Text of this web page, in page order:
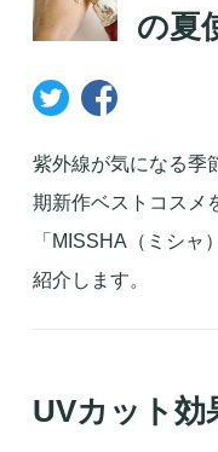
の夏
紫外線が気になる季
期新作ベストコスメ
「MISSHA（ミシ
紹介します。
UVカット効